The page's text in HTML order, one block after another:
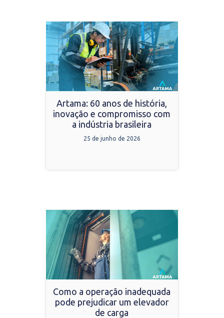
Artama: 60 anos de história,
inovação e compromisso com
a indústria brasileira
25 de junho de 2026
Como a operação inadequada
pode prejudicar um elevador
de carga